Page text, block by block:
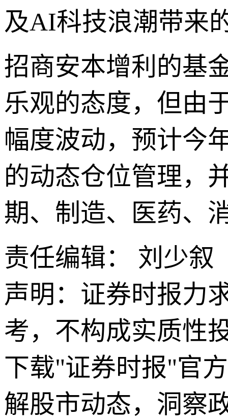
及AI科技浪潮带来
招商安本增利的基
乐观的态度，但由
幅度波动，预计今
的动态仓位管理，
期、制造、医药、
责任编辑： 刘少叙
声明：证券时报力
考，不构成实质性
下载"证券时报"官
解股市动态，洞察